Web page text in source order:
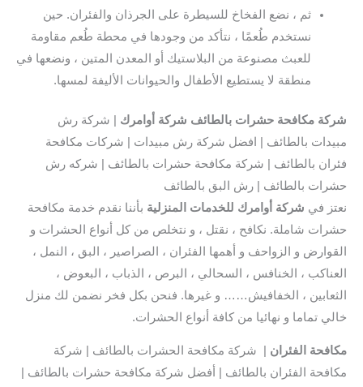
ثم ، نضع الفخاخ للسيطرة على الجرذان والفئران. حين
نستخدم طُعمًا ، نتأكد من وجودها في محطة طُعم مقاومة
للعبث مصنوعة من البلاستيك أو المعدن المتين ، ونضعها في
منطقة لا يستطيع الأطفال والحيوانات الأليفة لمسها.
شركة مكافحة حشرات بالطائف شركة أوامرك | شركة رش
مبيدات بالطائف | افضل شركة رش مبيدات | شركات مكافحة
فئران بالطائف | شركة مكافحة حشرات بالطائف | شركه رش
حشرات بالطائف | رش البق بالطائف
نعتز في شركة أوامرك للخدمات المنزلية بأننا نقدم خدمة مكافحة
حشرات شاملة. نكافح ، نقتل ، و نتخلص من كل أنواع الحشرات و
القوارض و الزواحف و أهمها الفئران ، الصراصير ، البق ، النمل ،
العناكب ، الخنافس ، السحالي ، البرص ، الذباب ، البعوض ،
الثعابين ، الخفافيش…… و غيرها. فنحن بكل فخر نضمن لك منزل
خالي تماما و نهائيا من كافة أنواع الحشرات.
مكافحة الفئران
| شركة مكافحة الحشرات بالطائف | شركة
مكافحة الفئران بالطائف | أفضل شركة مكافحة حشرات بالطائف |